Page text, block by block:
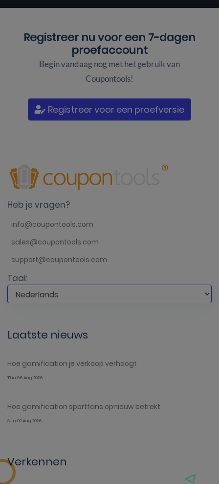
Registreer nu voor een 7-dagen
proefaccount
Begin vandaag nog met het gebruik van
Coupontools!
Registreer voor een proefversie
Heb je vragen?
info@coupontools.com
sales@coupontools.com
support@coupontools.com
Taal:
Laatste nieuws
Hoe gamification je verkoop verhoogt
Thu 06 Aug 2026
Hoe gamification sportfans opnieuw betrekt
Sun 02 Aug 2026
Verkennen